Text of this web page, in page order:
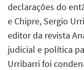
declarações do
e Chipre, Sergio
editor da revista
judicial e política
Urribarri foi